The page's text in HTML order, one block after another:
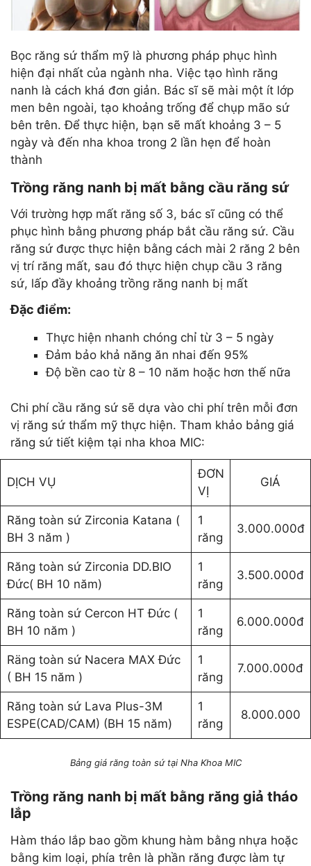
Bọc răng sứ thẩm mỹ là phương pháp phục hình
hiện đại nhất của ngành nha. Việc tạo hình răng
nanh là cách khá đơn giản. Bác sĩ sẽ mài một ít lớp
men bên ngoài, tạo khoảng trống để chụp mão sứ
bên trên. Để thực hiện, bạn sẽ mất khoảng 3 – 5
ngày và đến nha khoa trong 2 lần hẹn để hoàn
thành
Trồng răng nanh bị mất bằng cầu răng sứ
Với trường hợp mất răng số 3, bác sĩ cũng có thể
phục hình bằng phương pháp bắt cầu răng sứ. Cầu
răng sứ được thực hiện bằng cách mài 2 răng 2 bên
vị trí răng mất, sau đó thực hiện chụp cầu 3 răng
sứ, lấp đầy khoảng trồng răng nanh bị mất
Đặc điểm:
Thực hiện nhanh chóng chỉ từ 3 – 5 ngày
Đảm bảo khả năng ăn nhai đến 95%
Độ bền cao từ 8 – 10 năm hoặc hơn thế nữa
Chi phí cầu răng sứ sẽ dựa vào chi phí trên mỗi đơn
vị răng sứ thẩm mỹ thực hiện. Tham khảo bảng giá
răng sứ tiết kiệm tại nha khoa MIC:
DỊCH VỤ
ĐƠN
VỊ
GIÁ
Răng toàn sứ Zirconia Katana (
BH 3 năm )
1
răng
3.000.000đ
Răng toàn sứ Zirconia DD.BIO
Đức( BH 10 năm)
1
răng
3.500.000đ
Răng toàn sứ Cercon HT Đức (
BH 10 năm )
1
răng
6.000.000đ
Räng toàn sứ Nacera MAX Đức
( BH 15 năm )
1
răng
7.000.000đ
Răng toàn sứ Lava Plus-3M
ESPE(CAD/CAM) (BH 15 năm)
1
răng
8.000.000
Bảng giá răng toàn sứ tại Nha Khoa MIC
Trồng răng nanh bị mất bằng răng giả tháo
lắp
Hàm tháo lắp bao gồm khung hàm bằng nhựa hoặc
bằng kim loại, phía trên là phần răng được làm tự